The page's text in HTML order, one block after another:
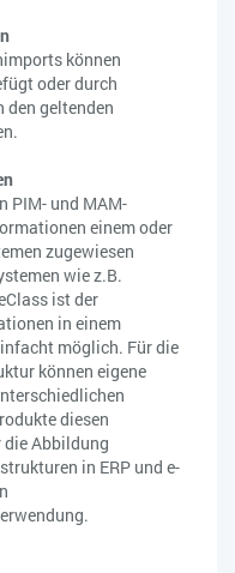
können
oder durch
den geltenden
PIM- und MAM-
einem oder
zugewiesen
wie z.B.
ist der
in einem
möglich. Für die
können eigene
diesen
die Abbildung
in ERP und e-